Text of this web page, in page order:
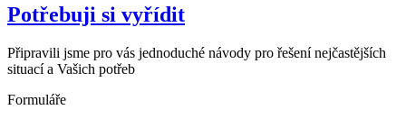
Potřebuji si vyřídit
Připravili jsme pro vás jednoduché návody pro řešení nejčastějších
situací a Vašich potřeb
Formuláře